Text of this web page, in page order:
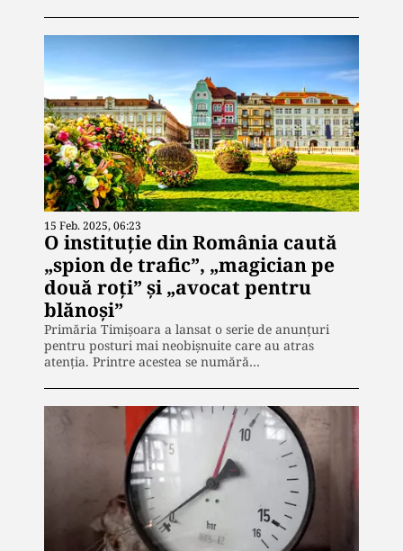
15 Feb. 2025, 06:23
O instituție din România caută
„spion de trafic”, „magician pe
două roţi” și „avocat pentru
blănoşi”
Primăria Timișoara a lansat o serie de anunțuri
pentru posturi mai neobișnuite care au atras
atenția. Printre acestea se numără…